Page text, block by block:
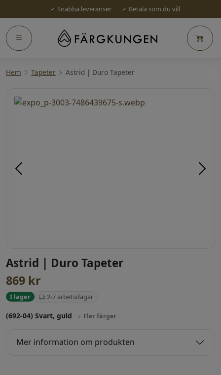
Snabba leveranser Betala som du vill
Hem Tapeter Astrid | Duro Tapeter
Föregående
Astrid | Duro Tapeter
869 kr
I lager 2-7 arbetsdagar
(692-04) Svart, guld Fler färger
Mer information om produkten